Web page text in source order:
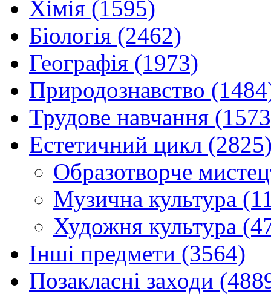
Хімія (1595)
Біологія (2462)
Географія (1973)
Природознавство
Трудове навчання
Естетичний цикл
Образотворче
Музична культура
Художня культура
Інші предмети (3564)
Позакласні заходи